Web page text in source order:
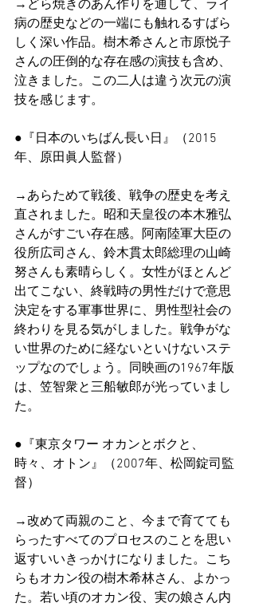
→どら焼きのあん作りを通して、ライ
病の歴史などの一端にも触れるすばら
しく深い作品。樹木希さんと市原悦子
さんの圧倒的な存在感の演技も含め、
泣きました。この二人は違う次元の演
技を感じます。
●『日本のいちばん長い日』（2015
年、原田眞人監督）
→あらためて戦後、戦争の歴史を考え
直されました。昭和天皇役の本木雅弘
さんがすごい存在感。阿南陸軍大臣の
役所広司さん、鈴木貫太郎総理の山崎
努さんも素晴らしく。女性がほとんど
出てこない、終戦時の男性だけで意思
決定をする軍事世界に、男性型社会の
終わりを見る気がしました。戦争がな
い世界のために経ないといけないステ
ップなのでしょう。同映画の1967年版
は、笠智衆と三船敏郎が光っていまし
た。
●『東京タワー オカンとボクと、
時々、オトン』（2007年、松岡錠司監
督）
→改めて両親のこと、今まで育てても
らったすべてのプロセスのことを思い
返すいいきっかけになりました。こち
らもオカン役の樹木希林さん、よかっ
た。若い頃のオカン役、実の娘さん内